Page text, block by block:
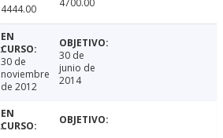
4444.00 4700.00
30 de
noviembre
de 2012
30 de
junio de
2014